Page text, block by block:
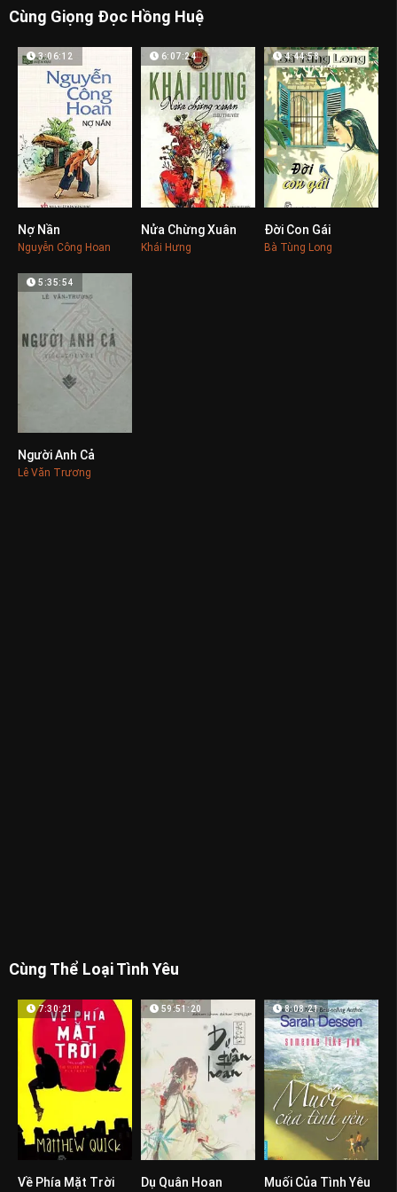
Cùng Giọng Đọc Hồng Huệ
3:06:12
Nợ Nần
Nguyễn Công Hoan
6:07:24
Nửa Chừng Xuân
Khái Hưng
4:44:58
Đời Con Gái
Bà Tùng Long
5:35:54
Người Anh Cả
Lê Văn Trương
Cùng Thể Loại Tình Yêu
7:30:21
Về Phía Mặt Trời
59:51:20
Dụ Quân Hoan 0
8:08:21
Muối Của Tình Yêu